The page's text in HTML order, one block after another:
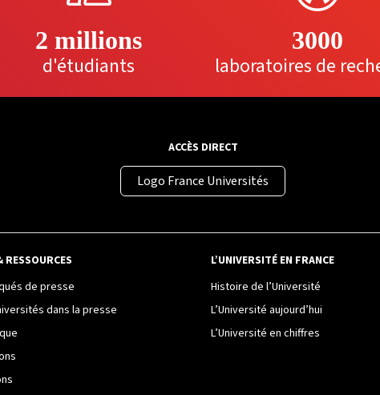
2 millions
d'étudiants
3000
laboratoires de
ACCÈS DIRECT
Logo France Universités
RESSOURCES
de presse
dans la presse
L’UNIVERSITÉ EN FRANCE
Histoire de l’Université
L’Université aujourd’hui
L’Université en chiffres